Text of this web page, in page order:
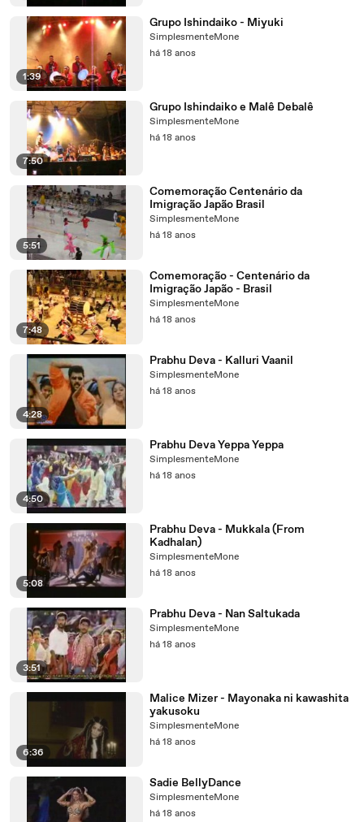
1:39
Grupo Ishindaiko - Miyuki
SimplesmenteMone
há 18 anos
7:50
Grupo Ishindaiko e Malê Debalê
SimplesmenteMone
há 18 anos
5:51
Comemoração Centenário da
Imigração Japão Brasil
SimplesmenteMone
há 18 anos
7:48
Comemoração - Centenário da
Imigração Japão - Brasil
SimplesmenteMone
há 18 anos
4:28
Prabhu Deva - Kalluri Vaanil
SimplesmenteMone
há 18 anos
4:50
Prabhu Deva Yeppa Yeppa
SimplesmenteMone
há 18 anos
5:08
Prabhu Deva - Mukkala (From
Kadhalan)
SimplesmenteMone
há 18 anos
3:51
Prabhu Deva - Nan Saltukada
SimplesmenteMone
há 18 anos
6:36
Malice Mizer - Mayonaka ni kawashita
yakusoku
SimplesmenteMone
há 18 anos
Sadie BellyDance
SimplesmenteMone
há 18 anos